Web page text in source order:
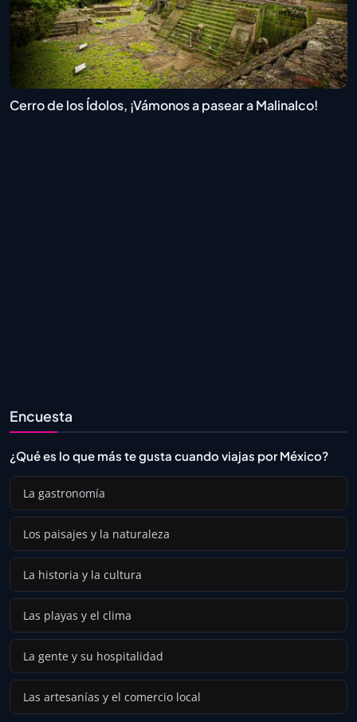
Cerro de los Ídolos, ¡Vámonos a pasear a Malinalco!
Encuesta
¿Qué es lo que más te gusta cuando viajas por México?
La gastronomía
Los paisajes y la naturaleza
La historia y la cultura
Las playas y el clima
La gente y su hospitalidad
Las artesanías y el comercio local